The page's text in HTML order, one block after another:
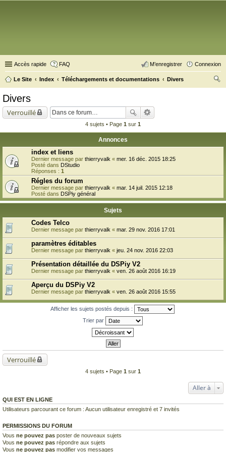
Accès rapide FAQ Connexion
M’enregistrer
Le Site Index Téléchargements et documentations
Divers
Divers
Verrouillé
4 sujets • Page 1 sur 1
Annonces
index et liens
Dernier message par thierryvalk « mer. 16 déc. 2015 18:25
Posté dans DStudio
Réponses : 1
Régles du forum
Dernier message par thierryvalk « mar. 14 juil. 2015 12:18
Posté dans DSPiy général
Sujets
Codes Telco
Dernier message par thierryvalk « mar. 29 nov. 2016 17:01
paramètres éditables
Dernier message par thierryvalk « jeu. 24 nov. 2016 22:03
Présentation détaillée du DSPiy V2
Dernier message par thierryvalk « ven. 26 août 2016 16:19
Aperçu du DSPiy V2
Dernier message par thierryvalk « ven. 26 août 2016 15:55
Afficher les sujets postés depuis :
Trier par
Verrouillé
4 sujets • Page 1 sur 1
Aller à
QUI EST EN LIGNE
Utilisateurs parcourant ce forum : Aucun utilisateur enregistré et 7 invités
PERMISSIONS DU FORUM
Vous ne pouvez pas poster de nouveaux sujets
Vous ne pouvez pas répondre aux sujets
Vous ne pouvez pas modifier vos messages